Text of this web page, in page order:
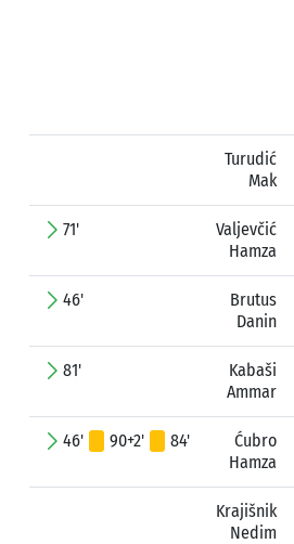
Turudić
Mak
71'
Valjevčić
Hamza
46'
Brutus
Danin
81'
Kabaši
Ammar
46' 90+2' 84'
Ćubro
Hamza
Krajišnik
Nedim